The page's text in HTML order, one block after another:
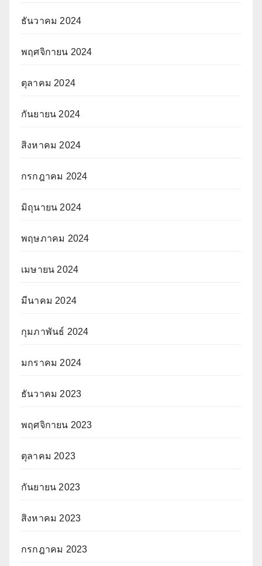
ธันวาคม 2024
พฤศจิกายน 2024
ตุลาคม 2024
กันยายน 2024
สิงหาคม 2024
กรกฎาคม 2024
มิถุนายน 2024
พฤษภาคม 2024
เมษายน 2024
มีนาคม 2024
กุมภาพันธ์ 2024
มกราคม 2024
ธันวาคม 2023
พฤศจิกายน 2023
ตุลาคม 2023
กันยายน 2023
สิงหาคม 2023
กรกฎาคม 2023